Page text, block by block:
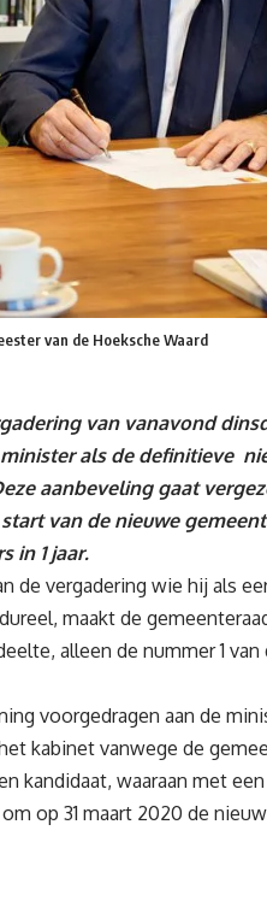
van de Hoeksche Waard
van vanavond
als de definitieve
aanbeveling gaat
van de nieuwe
in 1 jaar.
de vergadering wie hij als
maakt de
alleen de nummer 1 van
voorgedragen aan de
kabinet vanwege de
kandidaat, waaraan met
op 31 maart 2020 de